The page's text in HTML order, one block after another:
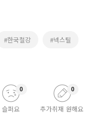
#한국철강 #넥스틸
슬퍼요
0
추가취재 원해요
0